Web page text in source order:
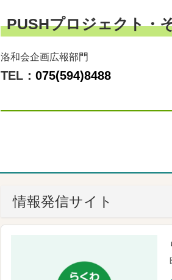
PUSHプロジェクト・
洛和会企画広報部門
TEL： 075(594)8488
情報発信サイト